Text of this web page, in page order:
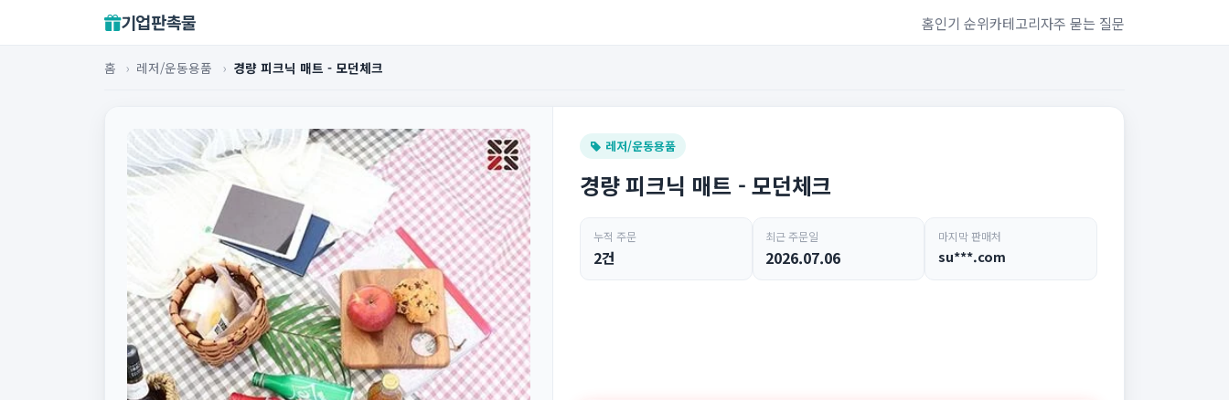
기업판촉물 홈인기 순위카테고리자주 묻는 질문
홈 › 레저/운동용품 › 경량 피크닉 매트 - 모던체크
레저/운동용품
경량 피크닉 매트 - 모던체크
누적 주문
2건
최근 주문일
2026.07.06
마지막 판매처
su***.com